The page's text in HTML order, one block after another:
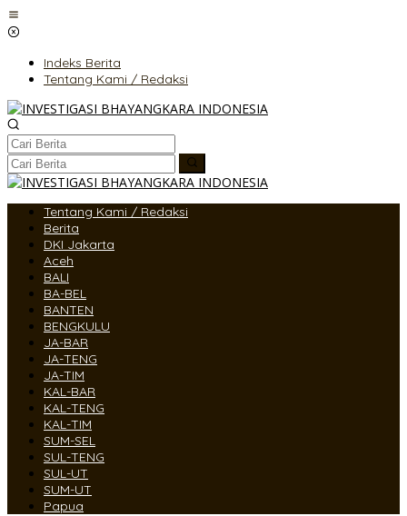
Lewati
ke
Indeks Berita
Tentang Kami / Redaksi
Tentang Kami / Redaksi
Berita
DKI Jakarta
Aceh
BALI
BA-BEL
BANTEN
BENGKULU
JA-BAR
JA-TENG
JA-TIM
KAL-BAR
KAL-TENG
KAL-TIM
SUM-SEL
SUL-TENG
SUL-UT
SUM-UT
Papua